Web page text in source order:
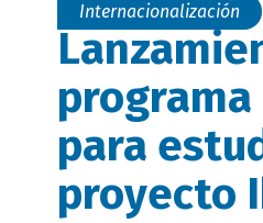
Internacionalización
programa
para
proyecto